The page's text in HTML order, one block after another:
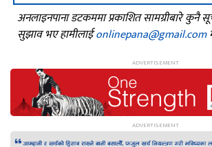
अनलाइनपाना डटकममा प्रकाशित सामग्रीबारे कुनै
सुझाव भए हामीलाईonlinepana@gmail.com